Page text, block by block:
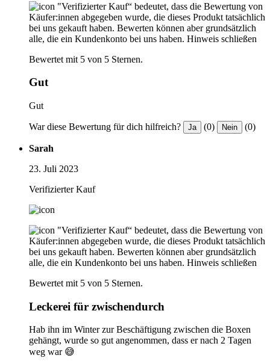
"Verifizierter Kauf“ bedeutet, dass die Bewertung von
Käufer:innen abgegeben wurde, die dieses Produkt tatsächlich
bei uns gekauft haben. Bewerten können aber grundsätzlich
alle, die ein Kundenkonto bei uns haben. Hinweis schließen
Bewertet mit 5 von 5 Sternen.
Gut
Gut
War diese Bewertung für dich hilfreich? Ja (0) Nein (0)
Sarah
23. Juli 2023
Verifizierter Kauf
"Verifizierter Kauf“ bedeutet, dass die Bewertung von
Käufer:innen abgegeben wurde, die dieses Produkt tatsächlich
bei uns gekauft haben. Bewerten können aber grundsätzlich
alle, die ein Kundenkonto bei uns haben. Hinweis schließen
Bewertet mit 5 von 5 Sternen.
Leckerei für zwischendurch
Hab ihn im Winter zur Beschäftigung zwischen die Boxen
gehängt, wurde so gut angenommen, dass er nach 2 Tagen
weg war 😅